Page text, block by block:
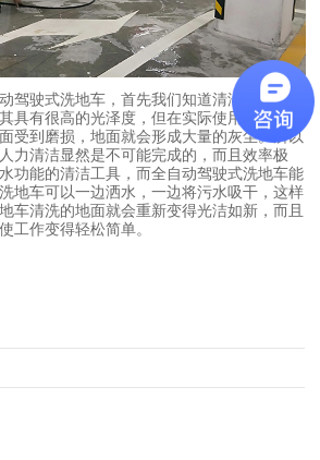
驾驶式洗地车，首先我们知道清洁的场所是
具有很高的光泽度，但在实际使用过程中，
受到磨损，地面就会形成大量的灰尘。所以
力清洁显然是不可能完成的，而且效率极
功能的清洁工具，而全自动驾驶式洗地车能
地车可以一边洒水，一边将污水吸干，这样
车清洗的地面就会重新变得光洁如新，而且
工作变得轻松简单。